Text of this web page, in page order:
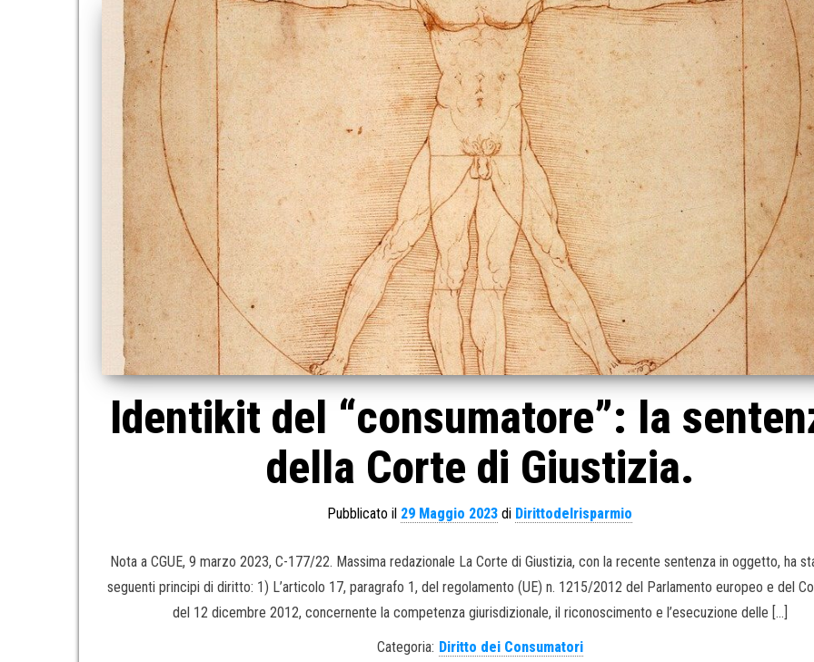
Identikit del “consumatore”: la
della Corte di Giustizia.
Pubblicato il 29 Maggio 2023 di Dirittodelrisparmio
Nota a CGUE, 9 marzo 2023, C-177/22. Massima redazionale La Corte di Giustizia, con la recente sentenza in oggetto, ha
seguenti principi di diritto: 1) L’articolo 17, paragrafo 1, del regolamento (UE) n. 1215/2012 del Parlamento europeo e del
del 12 dicembre 2012, concernente la competenza giurisdizionale, il riconoscimento e l’esecuzione delle […]
Categoria: Diritto dei Consumatori